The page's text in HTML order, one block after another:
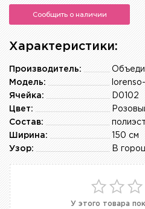
Сообщить о наличии
Характеристики:
Производитель:
Модель:
D0102
Ячейка:
Цвет:
Состав:
150 см
Ширина:
В
Узор:
У этого товара